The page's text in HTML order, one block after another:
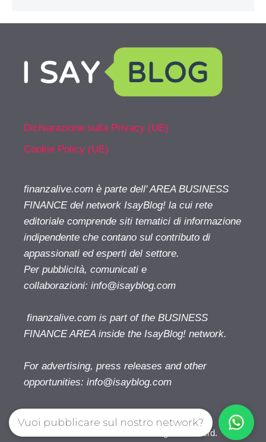
Dichiarazione sulla Privacy (UE)
Cookie Policy (UE)
finanzalive.com è parte dell' AREA BUSINESS
FINANCE del network IsayBlog! la cui rete
editoriale comprende siti tematici di informazione
indipendente che contano sul contributo di
appassionati ed esperti del settore.
Per pubblicità, comunicati e
collaborazioni: info@isayblog.com
finanzalive.com is part of the BUSINESS
FINANCE AREA inside the IsayBlog! network.
For advertising, press releases and other
opportunities: info@isayblog.com
Finanzalive.com © 2026. All right reserverd.
Vuoi pubblicare sul nostro network?